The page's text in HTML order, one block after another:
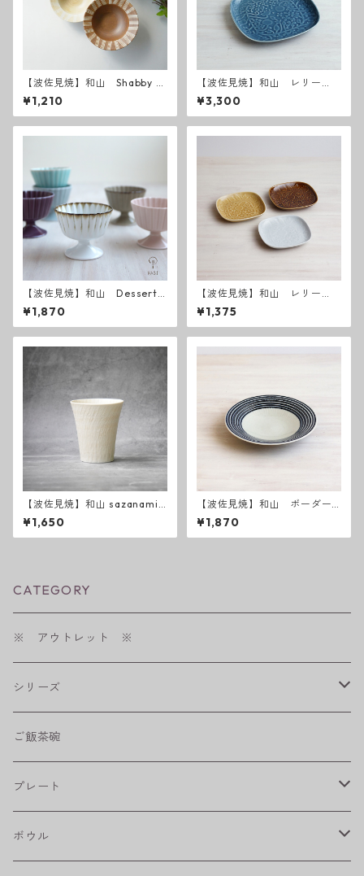
【波佐見焼】和山 Shabby c
hic style ボウル小
¥1,210
【波佐見焼】和山 レリー
フ・フラワーパレード 盛
皿 うす瑠璃
¥3,300
【波佐見焼】和山 Dessert
Cup デザートカップ
¥1,870
【波佐見焼】和山 レリー
フ・フラワーパレード 取皿
¥1,375
【波佐見焼】和山 sazanami
反コップ
¥1,650
【波佐見焼】和山 ボーダー
柄 「藍駒」6寸皿
¥1,870
CATEGORY
※ アウトレット ※
シリーズ
shabby chic style
フラワーパレード
八角シリーズ
ご飯茶碗
プレート
楕円皿
ボウル